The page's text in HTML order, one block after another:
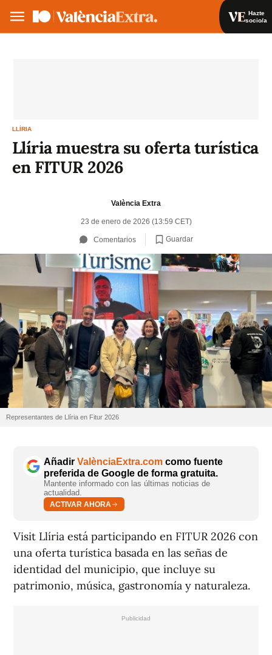
Hazte
socio/a
LLÍRIA
Llíria muestra su oferta turística
en FITUR 2026
València Extra
23 de enero de 2026 (13:59 CET)
Comentarios Guardar
Representantes de Llíria en Fitur 2026
Añadir ValènciaExtra.com como fuente
preferida de Google de forma gratuita.
Mantente informado con las últimas noticias de
actualidad.
ACTIVAR AHORA
Visit Llíria está participando en FITUR 2026 con
una oferta turística basada en las señas de
identidad del municipio, que incluye su
patrimonio, música, gastronomía y naturaleza.